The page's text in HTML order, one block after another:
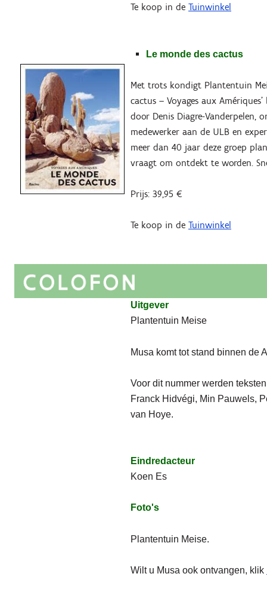
Te koop in de Tuinwinkel
Le monde des cactus
Met trots kondigt Plantentuin
cactus – Voyages aux
door Denis Diagre-Vanderpelen,
medewerker aan de ULB en
meer dan 40 jaar deze groep
vraagt om ontdekt te worden.
Prijs: 39,95 €
Te koop in de Tuinwinkel
Uitgever
Plantentuin Meise
Musa komt tot stand binnen de
Voor dit nummer werden
Franck Hidvégi, Min Pauwels,
van Hoye.
Eindredacteur
Koen Es
Foto's
Plantentuin Meise.
Wilt u Musa ook ontvangen, klik